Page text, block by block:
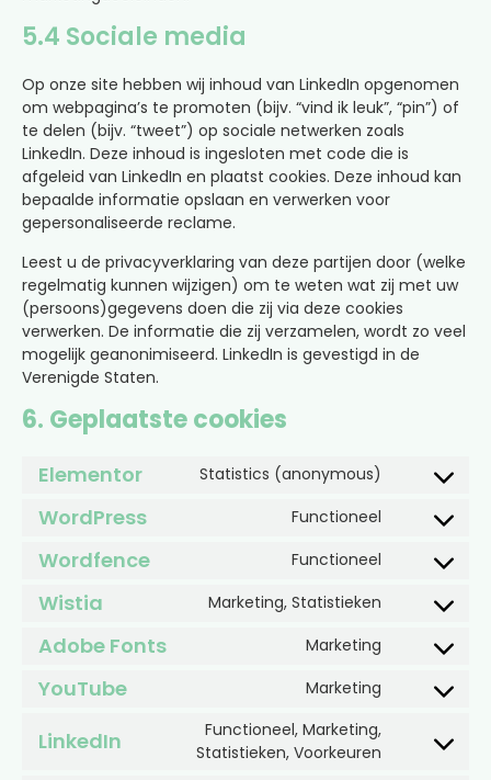
5.4 Sociale media
Op onze site hebben wij inhoud van LinkedIn opgenomen
om webpagina’s te promoten (bijv. “vind ik leuk”, “pin”) of
te delen (bijv. “tweet”) op sociale netwerken zoals
LinkedIn. Deze inhoud is ingesloten met code die is
afgeleid van LinkedIn en plaatst cookies. Deze inhoud kan
bepaalde informatie opslaan en verwerken voor
gepersonaliseerde reclame.
Leest u de privacyverklaring van deze partijen door (welke
regelmatig kunnen wijzigen) om te weten wat zij met uw
(persoons)gegevens doen die zij via deze cookies
verwerken. De informatie die zij verzamelen, wordt zo veel
mogelijk geanonimiseerd. LinkedIn is gevestigd in de
Verenigde Staten.
6. Geplaatste cookies
Elementor Statistics (anonymous)
WordPress Functioneel
Wordfence Functioneel
Wistia Marketing, Statistieken
Adobe Fonts Marketing
YouTube Marketing
LinkedIn
Functioneel, Marketing,
Statistieken, Voorkeuren